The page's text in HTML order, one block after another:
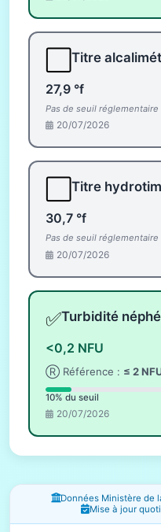
Titre
27,9 °f
Pas de seuil réglementaire
20/07/2026
Titre
30,7 °f
Pas de seuil réglementaire
20/07/2026
✅Turbidité
<0,2 NFU
Ⓡ Référence : ≤ 2
10% du seuil
20/07/2026
FenêtresDonnées Ministère de
Mise à jour